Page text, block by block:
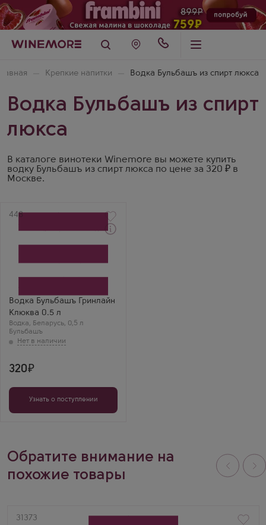
Крепкие напитки Водка Бульбашъ из спирт люкса
Водка Бульбашъ из спирт
люкса
В каталоге винотеки Winemore вы можете купить
водку Бульбашъ из спирт люкса по цене за 320 ₽ в
Москве.
Артикул
448
Водка Бульбашъ Гринлайн
Клюква 0.5 л
Водка, Беларусь, 0,5 л
Бульбашъ
Cranberry
Бульбашъ
320
Узнать о поступлении
Обратите внимание на
похожие товары
Артикул
31373